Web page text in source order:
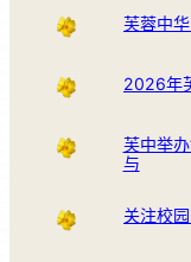
芙蓉中
2026年
芙中举
与
关注校